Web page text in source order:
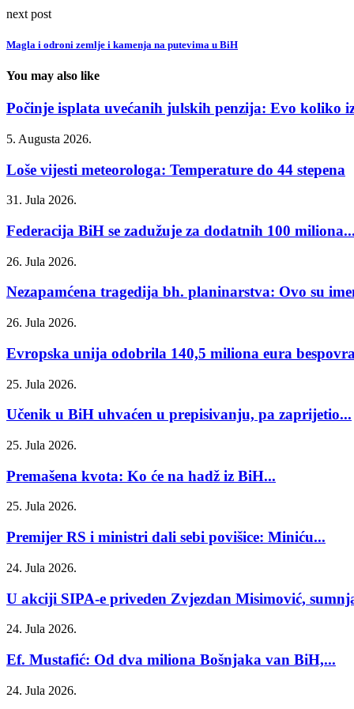
next post
Magla i odroni zemlje i kamenja na putevima u BiH
You may also like
Počinje isplata uvećanih julskih penzija: Evo koliko
5. Augusta 2026.
Loše vijesti meteorologa: Temperature do 44 stepena
31. Jula 2026.
Federacija BiH se zadužuje za dodatnih 100 miliona...
26. Jula 2026.
Nezapamćena tragedija bh. planinarstva: Ovo su
26. Jula 2026.
Evropska unija odobrila 140,5 miliona eura
25. Jula 2026.
Učenik u BiH uhvaćen u prepisivanju, pa zaprijetio...
25. Jula 2026.
Premašena kvota: Ko će na hadž iz BiH...
25. Jula 2026.
Premijer RS i ministri dali sebi povišice: Miniću...
24. Jula 2026.
U akciji SIPA-e priveden Zvjezdan Misimović,
24. Jula 2026.
Ef. Mustafić: Od dva miliona Bošnjaka van BiH,...
24. Jula 2026.